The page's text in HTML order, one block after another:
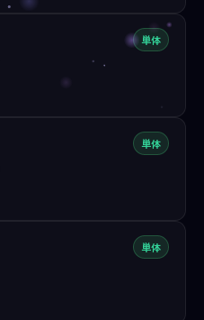
単体
単体
単体